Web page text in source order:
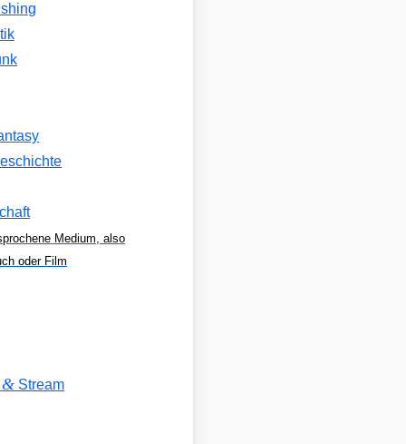
Medium, also
oder Film
& Stream